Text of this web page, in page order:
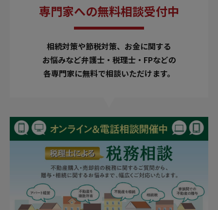
専門家への無料相談受付中
相続対策や節税対策、お金に関する
お悩みなど弁護士・税理士・FPなどの
各専門家に無料で相談いただけます。